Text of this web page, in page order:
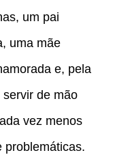
um pai
uma mãe
e, pela
de mão
vez menos
problemáticas.